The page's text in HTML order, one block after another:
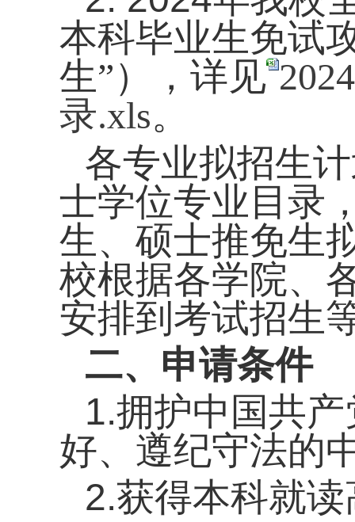
本科毕业生免试
生”），详见
录.xls。
各专业拟招生
士学位专业目录
生、硕士推免生
校根据各学院、
安排到 考试招生
二、申请条件
1.拥护中国共
好、遵纪守法的
2.获得本科就